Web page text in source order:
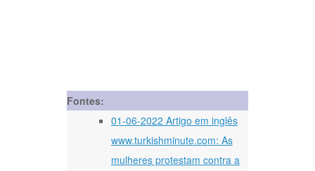
Fontes:
01-06-2022 Artigo em inglês
www.turkishminute.com: As
mulheres protestam contra a